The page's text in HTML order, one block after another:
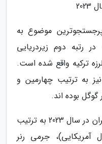
پرجستجوترین موضوع به
رتبه دوم زیردریایی
ترکیه واقع شده است.
به ترتیب چهارمین و
بوده اند.
در میان چهره های سرشناس، کاربران در سال 2023 به ترتیب
آمریکایی)، جرمی رنر